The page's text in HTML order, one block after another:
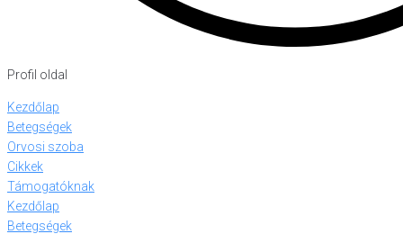
Profil oldal
Kezdőlap
Betegségek
Orvosi szoba
Cikkek
Támogatóknak
Kezdőlap
Betegségek